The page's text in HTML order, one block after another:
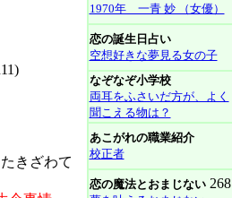
たきざわて
1970年 一青 妙 （女優）
恋の誕生日占い
空想好きな夢見る女の子
なぞなぞ小学校
両耳をふさいだ方が、よく
聞こえる物は？
あこがれの職業紹介
校正者
恋の魔法とおまじない268